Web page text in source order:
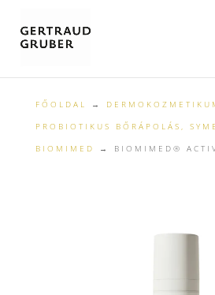
FŐOLDAL →
PROBIOTIKUS BŐRÁPOLÁS,
BIOMIMED
→ BIOMIMED®